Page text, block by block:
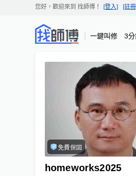
您好，歡迎來到 找師傅 ！ [登入] [註
一鍵叫修 3分
免費保固
homeworks2025